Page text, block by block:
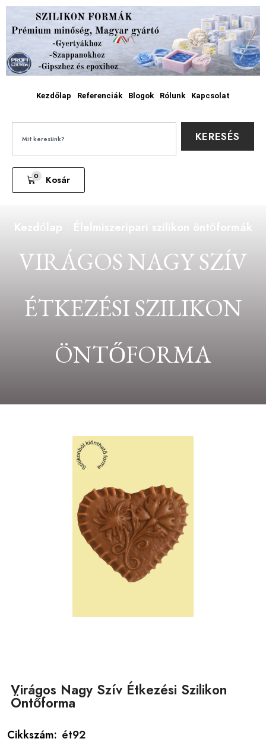
Kezdőlap Referenciák Blogok Rólunk Kapcsolat
KERESÉS
0 Kosár
Kezdőlap Élelmiszeripari szilikon öntőformák
VIRÁGOS NAGY SZÍV
ÉTKEZÉSI SZILIKON
ÖNTŐFORMA
Virágos Nagy Szív Étkezési Szilikon
Öntőforma
Cikkszám: ét92